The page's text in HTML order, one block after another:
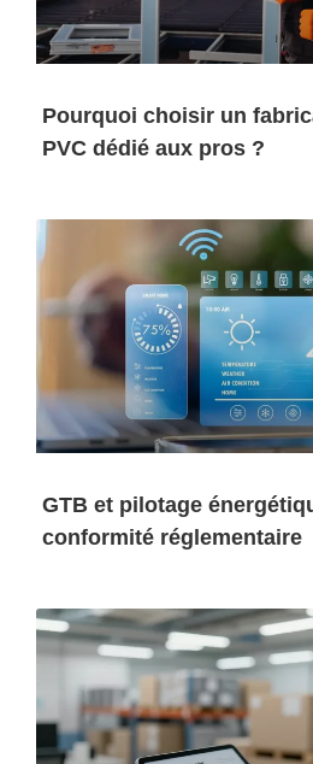
Pourquoi choisir un
PVC dédié aux pros ?
GTB et pilotage
conformité réglementaire